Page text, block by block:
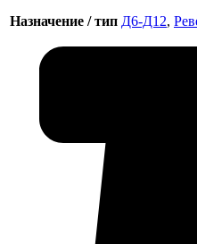
Назначение / тип Д6-Д12,